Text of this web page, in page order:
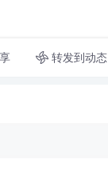
转发到动态